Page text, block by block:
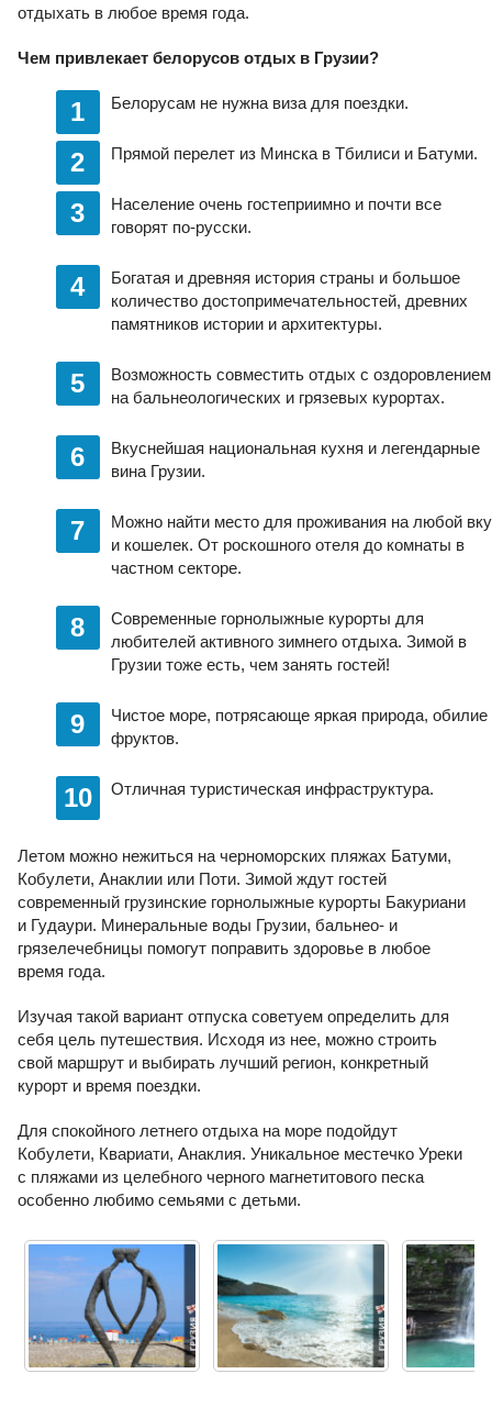
отдыхать в любое время года.
Чем привлекает белорусов отдых в Грузии?
Белорусам не нужна виза для поездки.
Прямой перелет из Минска в Тбилиси и Батуми.
Население очень гостеприимно и почти все
говорят по-русски.
Богатая и древняя история страны и большое
количество достопримечательностей, древних
памятников истории и архитектуры.
Возможность совместить отдых с оздоровлением
на бальнеологических и грязевых курортах.
Вкуснейшая национальная кухня и легендарные
вина Грузии.
Можно найти место для проживания на любой
и кошелек. От роскошного отеля до комнаты в
частном секторе.
Современные горнолыжные курорты для
любителей активного зимнего отдыха. Зимой в
Грузии тоже есть, чем занять гостей!
Чистое море, потрясающе яркая природа, обилие
фруктов.
Отличная туристическая инфраструктура.
Летом можно нежиться на черноморских пляжах Батуми,
Кобулети, Анаклии или Поти. Зимой ждут гостей
современный грузинские горнолыжные курорты Бакуриани
и Гудаури. Минеральные воды Грузии, бальнео- и
грязелечебницы помогут поправить здоровье в любое
время года.
Изучая такой вариант отпуска советуем определить для
себя цель путешествия. Исходя из нее, можно строить
свой маршрут и выбирать лучший регион, конкретный
курорт и время поездки.
Для спокойного летнего отдыха на море подойдут
Кобулети, Квариати, Анаклия. Уникальное местечко Уреки
с пляжами из целебного черного магнетитового песка
особенно любимо семьями с детьми.